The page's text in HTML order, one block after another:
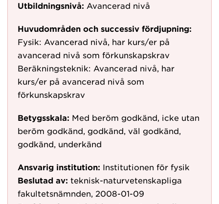
Utbildningsnivå: Avancerad nivå
Huvudområden och successiv fördjupning:
Fysik: Avancerad nivå, har kurs/er på
avancerad nivå som förkunskapskrav
Beräkningsteknik: Avancerad nivå, har
kurs/er på avancerad nivå som
förkunskapskrav
Betygsskala: Med beröm godkänd, icke utan
beröm godkänd, godkänd, väl godkänd,
godkänd, underkänd
Ansvarig institution: Institutionen för fysik
Beslutad av: teknisk-naturvetenskapliga
fakultetsnämnden, 2008-01-09